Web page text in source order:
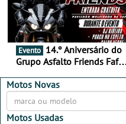
Evento
Grupo Asfalto Friends Fafe,
2026
Motos Novas
Motos Usadas